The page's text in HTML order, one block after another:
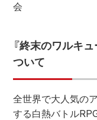
会
『終末のワルキ
ついて
全世界で大人気の
する白熱バトル